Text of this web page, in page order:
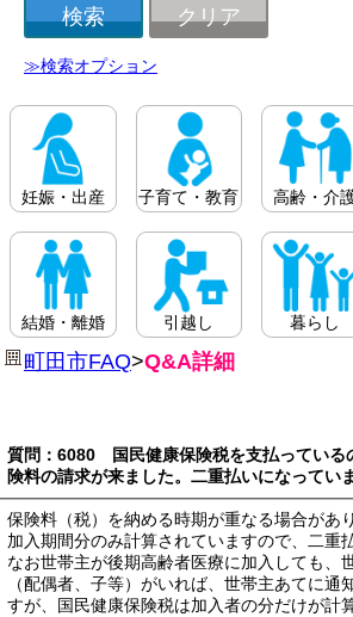
≫検索オプション
妊娠・出産 子育て・教育 高齢・介
結婚・離婚 引越し 暮らし
町田市FAQ>Q&A詳細
質問：6080 国民健康保険税を支払っている
険料の請求が来ました。二重払いになってい
保険料（税）を納める時期が重なる場合があ
加入期間分のみ計算されていますので、二重
なお世帯主が後期高齢者医療に加入しても、
（配偶者、子等）がいれば、世帯主あてに通
すが、国民健康保険税は加入者の分だけが計